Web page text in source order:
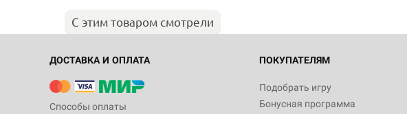
С этим товаром смотрели
ДОСТАВКА И ОПЛАТА
Способы оплаты
ПОКУПАТЕЛЯМ
Подобрать игру
Бонусная программа